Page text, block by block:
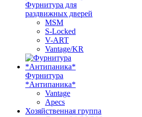
Фурнитура для
раздвижных дверей
MSM
S-Locked
V-ART
Vantage/KR
Фурнитура
*Антипаника*
Vantage
Apecs
Хозяйственная группа